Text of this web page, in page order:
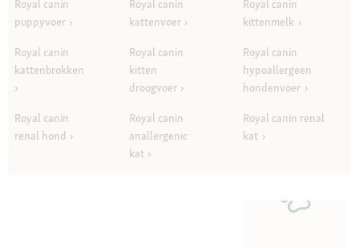
Royal canin
puppyvoer
Royal canin
kattenvoer
Royal canin
kittenmelk
Royal canin
kattenbrokken
Royal canin
kitten
droogvoer
Royal canin
hypoallergeen
hondenvoer
Royal canin
renal hond
Royal canin
anallergenic
kat
Royal canin renal
kat